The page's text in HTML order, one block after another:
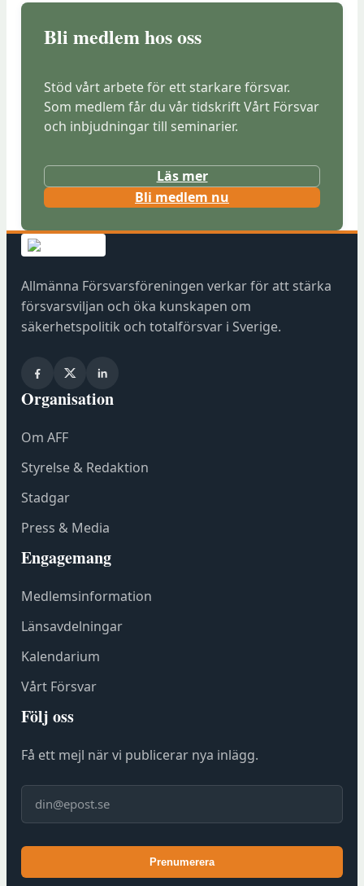
Bli medlem hos oss
Stöd vårt arbete för ett starkare försvar.
Som medlem får du vår tidskrift Vårt Försvar
och inbjudningar till seminarier.
Läs mer
Bli medlem nu
Allmänna Försvarsföreningen verkar för att stärka
försvarsviljan och öka kunskapen om
säkerhetspolitik och totalförsvar i Sverige.
Organisation
Om AFF
Styrelse & Redaktion
Stadgar
Press & Media
Engagemang
Medlemsinformation
Länsavdelningar
Kalendarium
Vårt Försvar
Följ oss
Få ett mejl när vi publicerar nya inlägg.
E-post
Prenumerera